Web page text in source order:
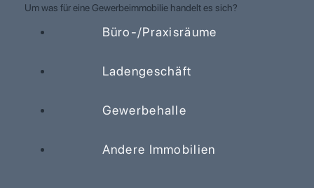
Um was für eine Gewerbeimmobilie handelt es sich?
Büro-/Praxisräume
Ladengeschäft
Gewerbehalle
Andere Immobilien